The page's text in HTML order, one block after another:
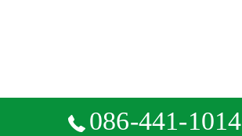
086-441-1014